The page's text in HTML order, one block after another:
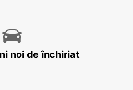
noi de închiriat